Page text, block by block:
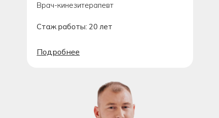
Врач-кинезитерапевт
Стаж работы: 20 лет
Подробнее